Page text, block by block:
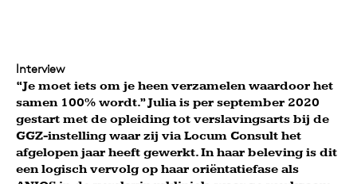
Interview
“Je moet iets om je heen verzamelen waardoor het
samen 100% wordt.” Julia is per september 2020
gestart met de opleiding tot verslavingsarts bij de
GGZ-instelling waar zij via Locum Consult het
afgelopen jaar heeft gewerkt. In haar beleving is dit
een logisch vervolg op haar oriëntatiefase als